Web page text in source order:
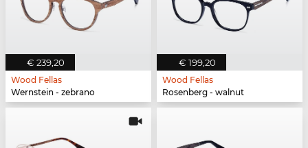
€ 239,20
Wood Fellas
Wernstein - zebrano
€ 199,20
Wood Fellas
Rosenberg - walnut